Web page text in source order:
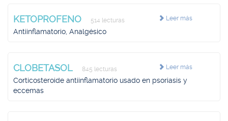
Leer más
KETOPROFENO 514 lecturas
Antiinflamatorio, Analgésico
Leer más
CLOBETASOL 845 lecturas
Corticosteroide antiinflamatorio usado en psoriasis y
eccemas